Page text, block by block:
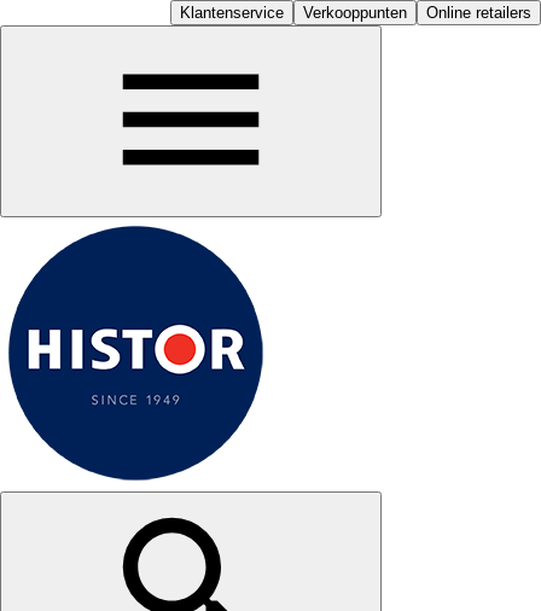
Klantenservice Verkooppunten Online retailers